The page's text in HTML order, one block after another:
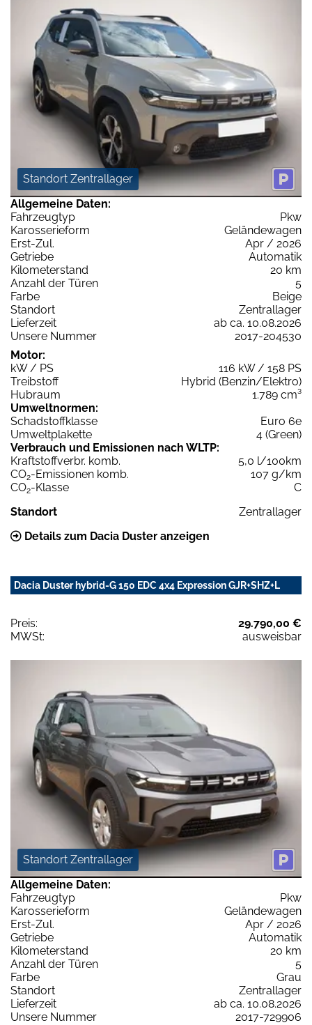
Standort Zentrallager
Allgemeine Daten:
Fahrzeugtyp
Pkw
Karosserieform
Geländewagen
Erst-Zul.
Apr / 2026
Getriebe
Automatik
Kilometerstand
20 km
Anzahl der Türen
5
Farbe
Beige
Standort
Zentrallager
Lieferzeit
ab ca. 10.08.2026
Unsere Nummer
2017-204530
Motor:
kW / PS
116 kW / 158 PS
Treibstoff
Hybrid (Benzin/Elektro)
Hubraum
1.789 cm³
Umweltnormen:
Schadstoffklasse
Euro 6e
Umweltplakette
4 (Green)
Verbrauch und Emissionen nach WLTP:
Kraftstoffverbr. komb.
5,0 l/100km
CO2-Emissionen komb.
107 g/km
CO2-Klasse
C
Standort
Zentrallager
Details zum Dacia Duster anzeigen
Dacia Duster hybrid-G 150 EDC 4x4 Expression GJR+SHZ+L
Preis:
29.790,00 €
MWSt:
ausweisbar
Standort Zentrallager
Allgemeine Daten:
Fahrzeugtyp
Pkw
Karosserieform
Geländewagen
Erst-Zul.
Apr / 2026
Getriebe
Automatik
Kilometerstand
20 km
Anzahl der Türen
5
Farbe
Grau
Standort
Zentrallager
Lieferzeit
ab ca. 10.08.2026
Unsere Nummer
2017-729906